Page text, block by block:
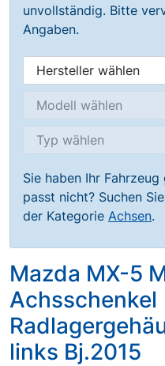
unvollständig. Bitte
Angaben.
Sie haben Ihr
passt nicht? Suchen
der Kategorie Achsen.
Mazda MX-5
Achsschenkel
links Bj.2015